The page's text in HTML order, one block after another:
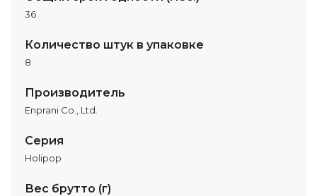
36
Количество штук в упаковке
8
Производитель
Enprani Co., Ltd.
Серия
Holipop
Вес брутто (г)